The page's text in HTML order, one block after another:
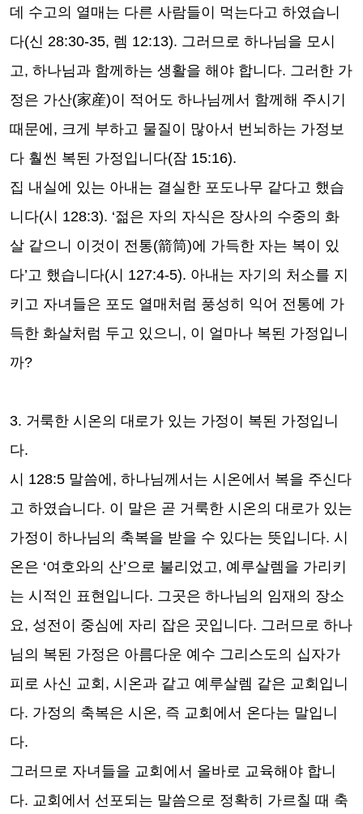
데 수고의 열매는 다른 사람들이 먹는다고 하였습니
다(신 28:30-35, 렘 12:13). 그러므로 하나님을 모시
고, 하나님과 함께하는 생활을 해야 합니다. 그러한 가
정은 가산(家産)이 적어도 하나님께서 함께해 주시기
때문에 , 크게 부하고 물질이 많아서 번뇌하는 가정보
다 훨씬 복된 가정입니다(잠 15:16).
집 내실에 있는 아내는 결실한 포도나무 같다고 했습
니다(시 128:3). ‘젊은 자의 자식은 장사의 수중의 화
살 같으니 이것이 전통(箭筒)에 가득한 자는 복이 있
다’고 했습니다(시 127:4-5). 아내는 자기의 처소를 지
키고 자녀들은 포도 열매처럼 풍성히 익어 전통에 가
득한 화살처럼 두고 있으니 , 이 얼마나 복된 가정입니
까?
3. 거룩한 시온의 대로가 있는 가정이 복된 가정입니
다.
시 128:5 말씀에 , 하나님께서는 시온에서 복을 주신다
고 하였습니다. 이 말은 곧 거룩한 시온의 대로가 있는
가정이 하나님의 축복을 받을 수 있다는 뜻입니다. 시
온은 ‘여호와의 산’으로 불리었고, 예루살렘을 가리키
는 시적인 표현입니다. 그곳은 하나님의 임재의 장소
요, 성전이 중심에 자리 잡은 곳입니다. 그러므로 하나
님의 복된 가정은 아름다운 예수 그리스도의 십자가
피로 사신 교회 , 시온과 같고 예루살렘 같은 교회입니
다. 가정의 축복은 시온, 즉 교회에서 온다는 말입니
다.
그러므로 자녀들을 교회에서 올바로 교육해야 합니
다. 교회에서 선포되는 말씀으로 정확히 가르칠 때 축